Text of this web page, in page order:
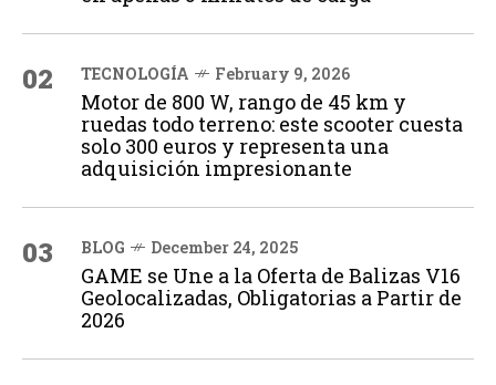
02 TECNOLOGÍA February 9, 2026
Motor de 800 W, rango de 45 km y
ruedas todo terreno: este scooter cuesta
solo 300 euros y representa una
adquisición impresionante
03 BLOG December 24, 2025
GAME se Une a la Oferta de Balizas V16
Geolocalizadas, Obligatorias a Partir de
2026